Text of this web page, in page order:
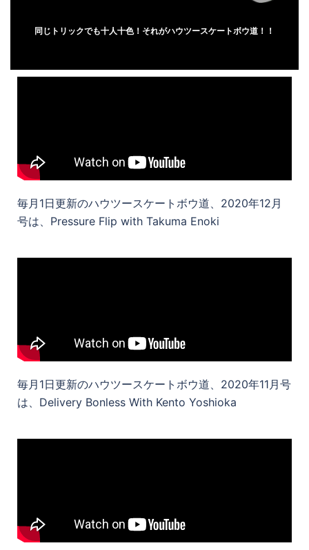
同じトリックでも十人十色！それがハウツースケートボウ道！！
毎月1日更新のハウツースケートボウ道、2020年12月
号は、Pressure Flip with Takuma Enoki
毎月1日更新のハウツースケートボウ道、2020年11月号
は、Delivery Bonless With Kento Yoshioka